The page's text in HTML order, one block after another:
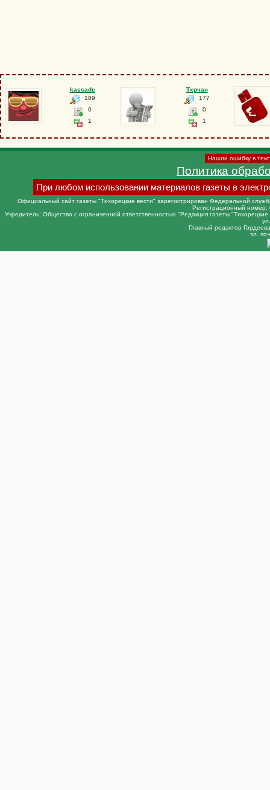
kassade
189
0
1
Тхрчан
177
0
1
Нашли ошибку в
Политика
При любом использовании материалов газеты в
Официальный сайт газеты "Тихорецкие вести" зарегистрирован Федеральной
Регистрационный
Учредитель: Общество с ограниченной ответственностью "Редакция газеты
Главный редактор
эл.